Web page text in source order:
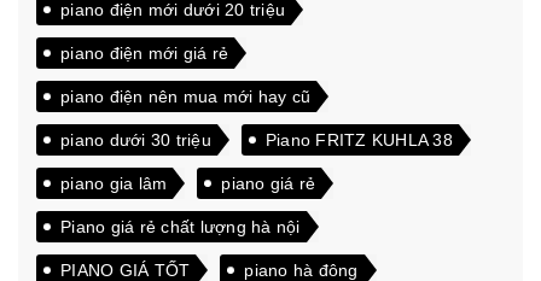
piano điện mới dưới 20 triệu
piano điện mới giá rẻ
piano điện nên mua mới hay cũ
piano dưới 30 triệu Piano FRITZ KUHLA 38
piano gia lâm piano giá rẻ
Piano giá rẻ chất lượng hà nội
PIANO GIÁ TỐT piano hà đông